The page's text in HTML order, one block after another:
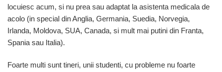
locuiesc acum, si nu prea sau adaptat la asistenta medicala de
acolo (in special din Anglia, Germania, Suedia, Norvegia,
Irlanda, Moldova, SUA, Canada, si mult mai putini din Franta,
Spania sau Italia).
Foarte multi sunt tineri, unii studenti, cu probleme nu foarte